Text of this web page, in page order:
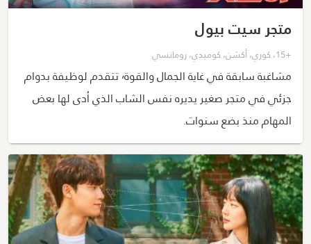
متجر سيت بيول
+15 ، كوري،أكشن، كوميدي، رومانسي
مشاغبة سابقة في غاية الجمال والقوة٬ تتقدم لوظيفة بدوام
جزئي في متجر صغير يديره نفس الشاب الذي أدى لها بعض
المهام منذ بضع سنوات.